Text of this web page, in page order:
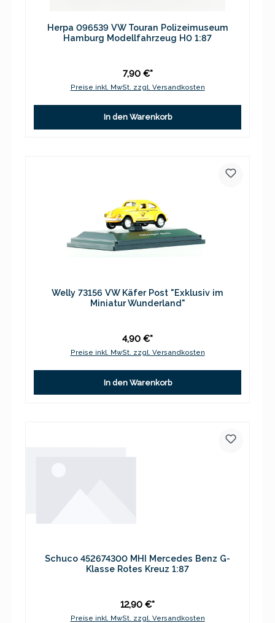
Herpa 096539 VW Touran Polizeimuseum
Hamburg Modellfahrzeug H0 1:87
7,90 €*
Preise inkl. MwSt. zzgl. Versandkosten
In den Warenkorb
Welly 73156 VW Käfer Post "Exklusiv im
Miniatur Wunderland"
4,90 €*
Preise inkl. MwSt. zzgl. Versandkosten
In den Warenkorb
Schuco 452674300 MHI Mercedes Benz G-
Klasse Rotes Kreuz 1:87
12,90 €*
Preise inkl. MwSt. zzgl. Versandkosten